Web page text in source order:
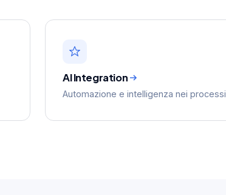
AI Integration
Automazione e intelligenza nei processi